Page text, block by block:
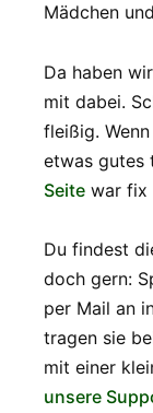
Mädchen
Da haben
mit dabei.
fleißig.
etwas gutes
Seite war fix
Du findest
doch gern:
per Mail an
tragen sie
mit einer
unsere